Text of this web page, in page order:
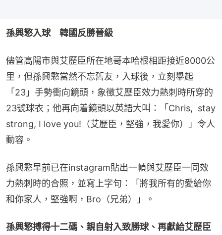
孫興慜入球　韓國反勝晉級
儘管高陽市與艾歷臣所在地哥本哈根相距接近8000公
里，但孫興慜當然不忘舊友，入球後，立刻舉起
「23」手勢衝向鏡頭，象徵艾歷臣效力熱刺時所穿的
23號球衣；他再向着鏡頭以英語大叫：「Chris,  stay
strong, I love you!（艾歷臣，堅強，我愛你）」令人
動容。
孫興慜早前已在instagram貼出一幀與艾歷臣一同效
力熱刺時的合照，並寫上字句：「將我所有的愛給你
和你家人，堅強啊，Bro（兄弟）」。
孫興慜搏得十二碼、親自射入致勝球、再獻給艾歷臣